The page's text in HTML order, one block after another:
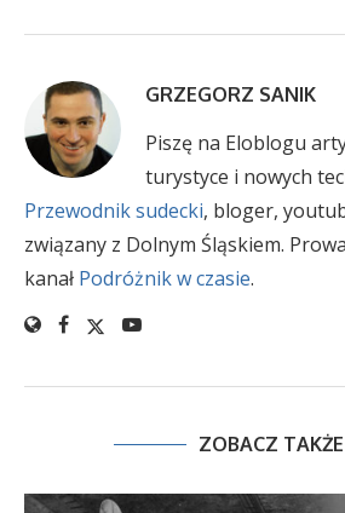
GRZEGORZ SANIK
Piszę na Eloblogu
turystyce i nowych
Przewodnik sudecki, bloger,
związany z Dolnym Śląskiem.
kanał Podróżnik w czasie.
ZOBACZ TAKŻE